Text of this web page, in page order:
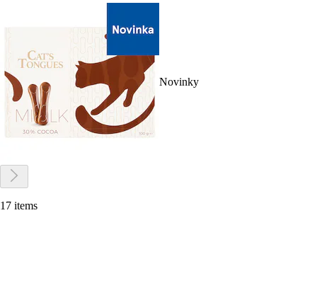
Novinky
17 items